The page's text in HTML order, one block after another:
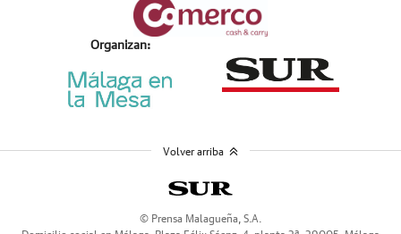
Organizan:
© Prensa Malagueña, S.A.
Volver arriba